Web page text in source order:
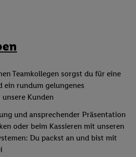
Teamkollegen sorgst du für eine
ein rundum gelungenes
Kunden
und ansprechender Präsentation
oder beim Kassieren mit unseren
Du packst an und bist mit